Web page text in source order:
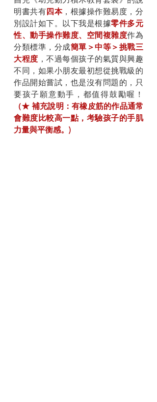
明書共有四本，根據操作難易度，分
別設計如下。以下我是根據零件多元
性、動手操作難度、空間複雜度作為
分類標準，分成簡單＞中等＞挑戰三
大程度 ，不過每個孩子的氣質與興趣
不同，如果小朋友最初想從挑戰級的
作品開始嘗試，也是沒有問題的，只
要孩子願意動手，都值得鼓勵喔！
（★ 補充說明：有橡皮筋的作品通常
會難度比較高一點，考驗孩子的手肌
力量與平衡感。)